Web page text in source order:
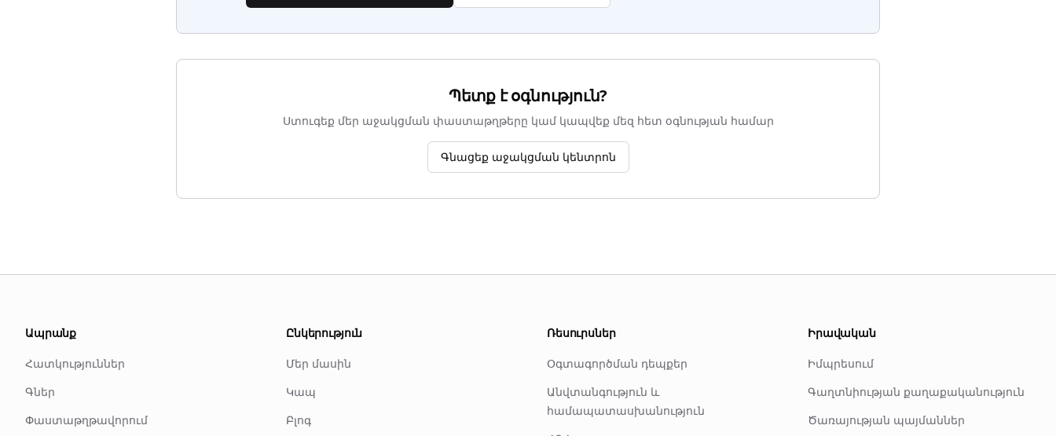
Պետք է օգնություն?
Ստուգեք մեր աջակցման փաստաթղթերը կամ կապվեք մեզ հետ օգնության համար
Գնացեք աջակցման կենտրոն
Ապրանք
Հատկություններ
Գներ
Փաստաթղթավորում
Ընկերություն
Մեր մասին
Կապ
Բլոգ
Ռեսուրսներ
Օգտագործման դեպքեր
Անվտանգություն և
համապատասխանություն
Իրավական
Իմպրեսում
Գաղտնիության քաղաքականություն
Ծառայության պայմաններ